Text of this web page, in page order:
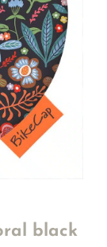
black